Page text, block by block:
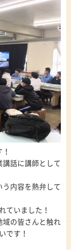
話に講師として
内容を熱弁して
ていました！
域の皆さんと触れ
です！